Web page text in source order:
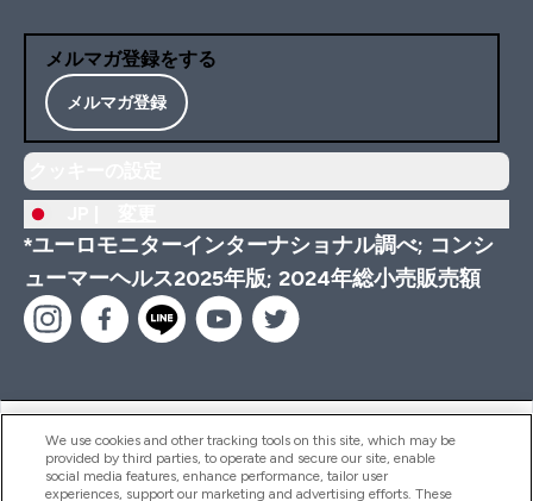
メルマガ登録をする
メルマガ登録
*ユーロモニターインターナショナル調べ; コンシ
ューマーヘルス2025年版; 2024年総小売販売額
ヘルプ＆ガイド
We use cookies and other tracking tools on this site, which may be
provided by third parties, to operate and secure our site, enable
social media features, enhance performance, tailor user
experiences, support our marketing and advertising efforts. These